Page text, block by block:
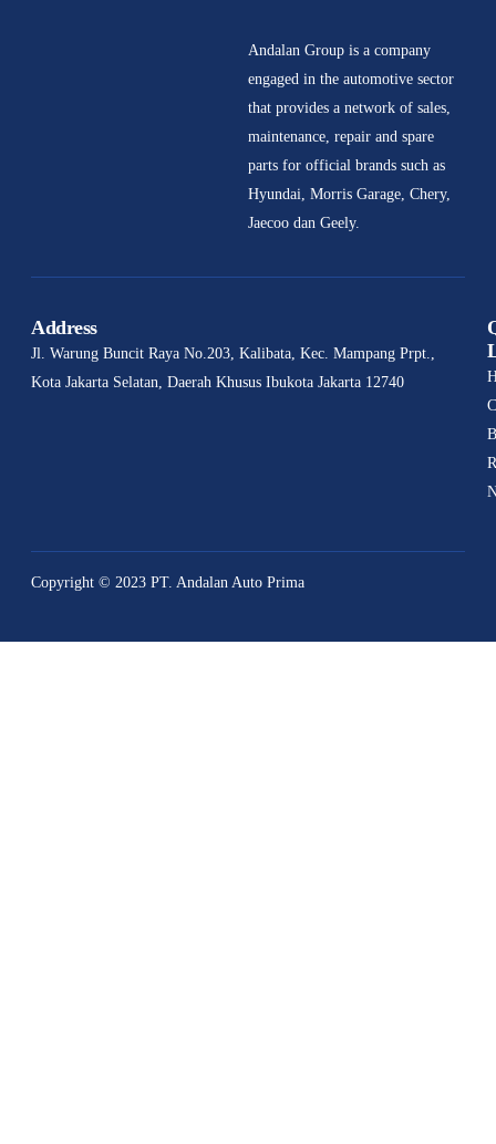
Andalan Group is a company
engaged in the automotive sector
that provides a network of sales,
maintenance, repair and spare
parts for official brands such as
Hyundai, Morris Garage, Chery,
Jaecoo dan Geely.
Address
Jl. Warung Buncit Raya No.203, Kalibata, Kec. Mampang Prpt.,
Kota Jakarta Selatan, Daerah Khusus Ibukota Jakarta 12740
Copyright © 2023 PT. Andalan Auto Prima